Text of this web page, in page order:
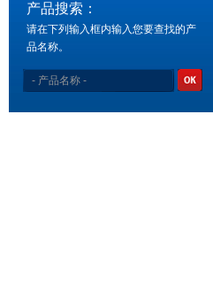
产品搜索：
请在下列输入框内输入您要查找的产
品名称。